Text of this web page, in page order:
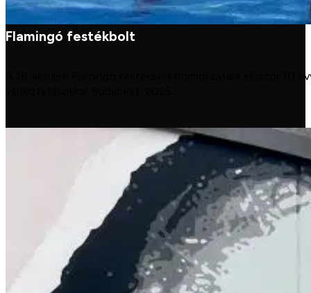
Flamingó festékbolt
A 16. kerületi Flamingó festékbolt homlokzatára először